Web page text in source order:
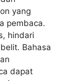
yang
pembaca.
hindari
Bahasa
dapat